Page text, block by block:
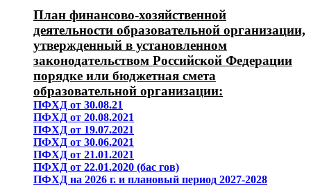
План финансово-хозяйственной
деятельности образовательной организации,
утвержденный в установленном
законодательством Российской Федерации
порядке или бюджетная смета
образовательной организации:
ПФХД от 30.08.21
ПФХД от 20.08.2021
ПФХД от 19.07.2021
ПФХД от 30.06.2021
ПФХД от 21.01.2021
ПФХД от 22.01.2020 (бас гов)
ПФХД на 2026 г. и плановый период 2027-2028